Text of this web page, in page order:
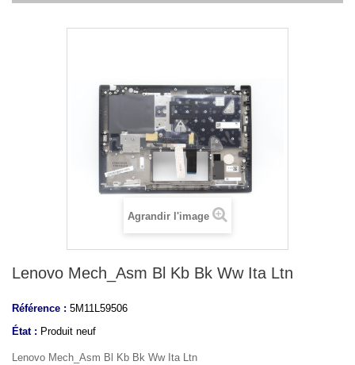
Agrandir l'image
Lenovo Mech_Asm Bl Kb Bk Ww Ita Ltn
Référence : 5M11L59506
État : Produit neuf
Lenovo Mech_Asm Bl Kb Bk Ww Ita Ltn